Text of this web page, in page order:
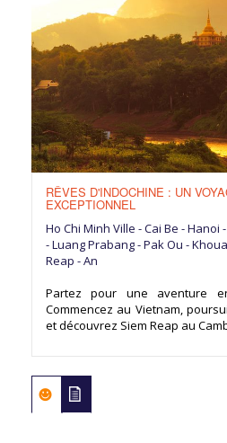
RÊVES D'INDOCHINE : UN
EXCEPTIONNEL
Ho Chi Minh Ville - Cai Be - Hanoi
- Luang Prabang - Pak Ou -
Reap - An
Partez pour une aventure
Commencez au Vietnam,
et découvrez Siem Reap au